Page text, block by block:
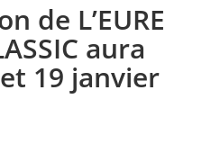
de L’EURE
aura
19 janvier